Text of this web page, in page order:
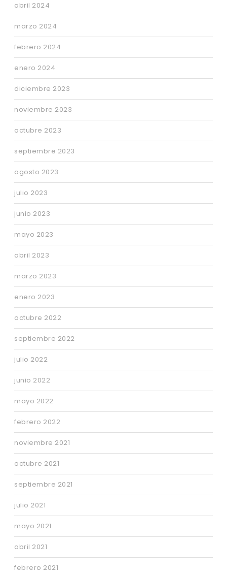
abril 2024
marzo 2024
febrero 2024
enero 2024
diciembre 2023
noviembre 2023
octubre 2023
septiembre 2023
agosto 2023
julio 2023
junio 2023
mayo 2023
abril 2023
marzo 2023
enero 2023
octubre 2022
septiembre 2022
julio 2022
junio 2022
mayo 2022
febrero 2022
noviembre 2021
octubre 2021
septiembre 2021
julio 2021
mayo 2021
abril 2021
febrero 2021